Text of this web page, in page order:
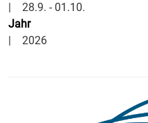
| 28.9. - 01.10.
Jahr
| 2026